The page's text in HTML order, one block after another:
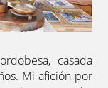
casada
Mi afición por